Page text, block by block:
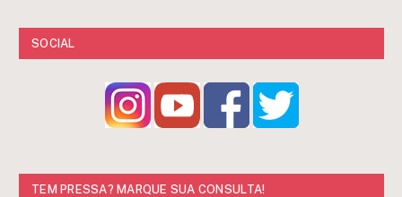
SOCIAL
TEM PRESSA? MARQUE SUA CONSULTA!